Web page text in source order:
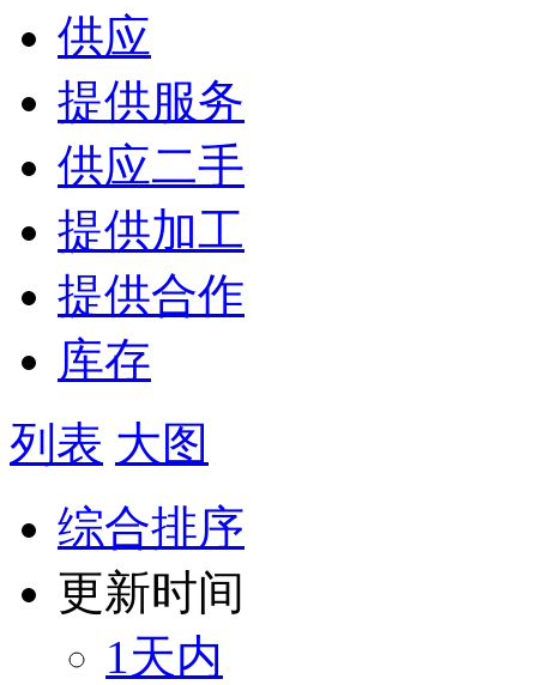
供应
提供服务
供应二手
提供加工
提供合作
库存
列表 大图
综合排序
更新时间
1天内